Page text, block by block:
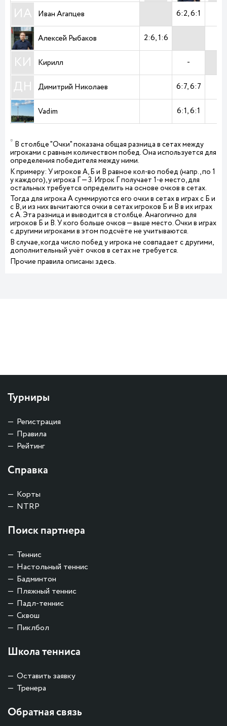
ИДУТ ИГРЫ
ИА
Иван Агапцев 6:2 6:1
Алексей Рыбаков 2:6 1:6
КИ Кирилл -
ДН Димитрий Николаев 6:7 6:7
Vadim 6:1 6:1
* В столбце "Очки" показана общая разница в сетах между
игроками с равным количеством побед. Она используется для
определения победителя между ними.
К примеру: У игроков А, Б и В равное кол-во побед (напр., по 1
у каждого), у игрока Г — 3. Игрок Г получает 1-е место, для
остальных требуется определить на основе очков в сетах.
Тогда для игрока А суммируются его очки в сетах в играх с Б и
с В, и из них вычитаются очки в сетах игроков Б и В в их играх
с А. Эта разница и выводится в столбце. Анагогично для
игроков Б и В. У кого больше очков — выше место. Очки в играх
с другими игроками в этом подсчёте не учитываются.
В случае, когда число побед у игрока не совпадает с другими,
дополнительный учёт очков в сетах не требуется.
Прочие правила описаны здесь.
Турниры
Регистрация
Правила
Рейтинг
Справка
Корты
NTRP
Поиск партнера
Теннис
Настольный теннис
Бадминтон
Пляжный теннис
Падл-теннис
Сквош
Пиклбол
Школа тенниса
Оставить заявку
Тренера
Обратная связь